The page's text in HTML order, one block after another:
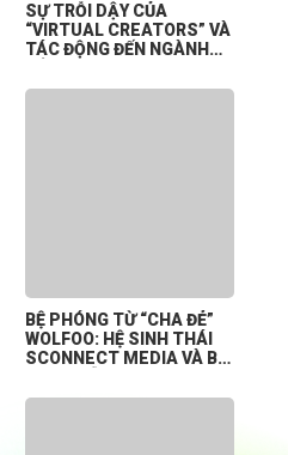
SỰ TRỖI DẬY CỦA
“VIRTUAL CREATORS” VÀ
TÁC ĐỘNG ĐẾN NGÀNH
SỐ
BỆ PHÓNG TỪ “CHA ĐẺ”
WOLFOO: HỆ SINH THÁI
SCONNECT MEDIA VÀ BÀI
KHỞI NGHIỆP TỪ CON SỐ